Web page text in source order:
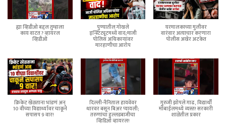
ह्या व्हिडीओ बद्दल तुम्हाला
काय वाटत ? व्हायरल
व्हिडीओ
पुण्यातील गोखले
इन्स्टिट्यूटमध्ये वाद;माजी
पोलिस अधिकाऱ्यांवर
मारहाणीचा आरोप
घरमालकाच्या मुलीवर
वारंवार अत्याचार करणारा
पोलीस अखेर अटकेत
क्रिकेट खेळताना भांडणं अन्
10 वीच्या विद्यार्थ्यावर चाकूने
सपासप 9 वार!
दिल्ली-नैनिताल हायवेवर
थारवर बसून बिअर प्यायली;
तरुणांचा हुल्लडबाजीचा
व्हिडिओ व्हायरल!
गुरुजी झोपले गाढ, विद्यार्थी
मोबाईलमध्ये व्यस्त! सरकारी
शाळेतील प्रकार